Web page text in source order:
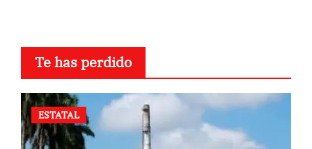
Te has perdido
ESTATAL